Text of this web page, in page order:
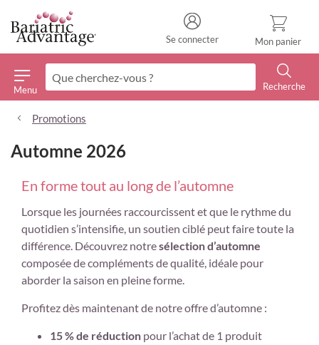
Menu
Recherche
Mon panier
Se connecter
Promotions
Automne 2026
En forme tout au long de l’automne
Lorsque les journées raccourcissent et que le rythme du
quotidien s’intensifie, un soutien ciblé peut faire toute la
différence. Découvrez notresélection d’automne
composée de compléments de qualité, idéale pour
aborder la saison en pleine forme.
Profitez dès maintenant de notre offre d’automne :
15 % de réduction pour l’achat de 1 produit